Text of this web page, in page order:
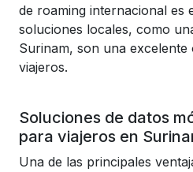
de roaming internacional es
soluciones locales, como
Surinam, son una
viajeros.
Soluciones de datos
para viajeros en
Una de las principales